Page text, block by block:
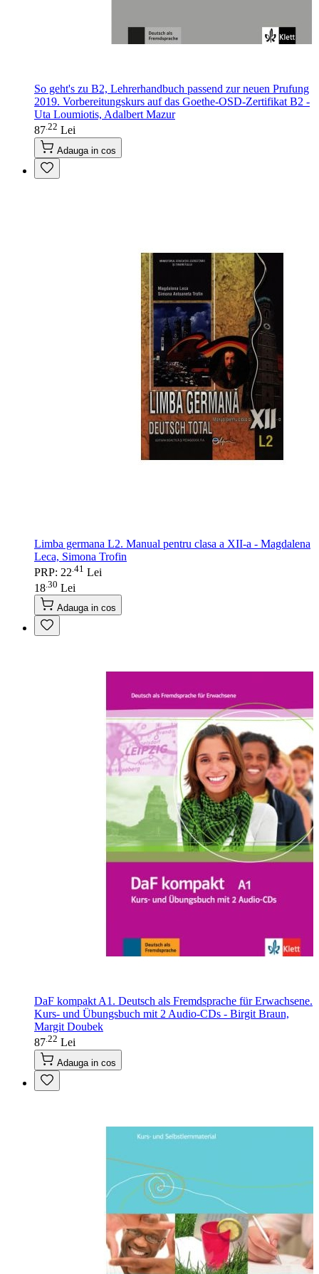
So geht's zu B2, Lehrerhandbuch passend zur neuen Prufung
2019. Vorbereitungskurs auf das Goethe-OSD-Zertifikat B2 -
Uta Loumiotis, Adalbert Mazur
87 22 Lei
Adauga in cos
Limba germana L2. Manual pentru clasa a XII-a - Magdalena
Leca, Simona Trofin
PRP: 22 41 Lei
18 30 Lei
Adauga in cos
DaF kompakt A1. Deutsch als Fremdsprache für Erwachsene.
Kurs- und Übungsbuch mit 2 Audio-CDs - Birgit Braun,
Margit Doubek
87 22 Lei
Adauga in cos